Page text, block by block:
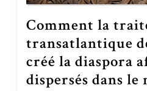
Comment la
transatlantique
créé la diaspora
dispersés dans le